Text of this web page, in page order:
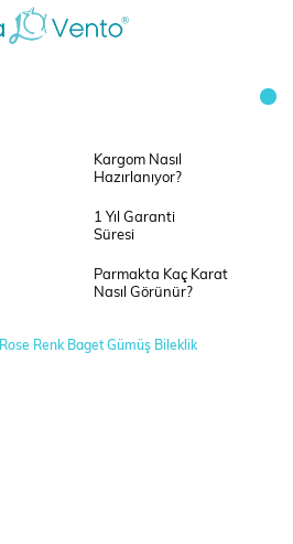
Kargom Nasıl
Hazırlanıyor?
1 Yıl Garanti
Süresi
Parmakta Kaç Karat
Nasıl Görünür?
Renk Baget Gümüş Bileklik